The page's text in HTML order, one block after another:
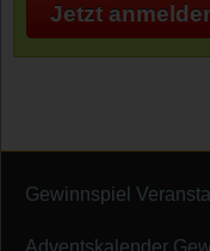
Jetzt
Gewinnspiel
Adventskalender